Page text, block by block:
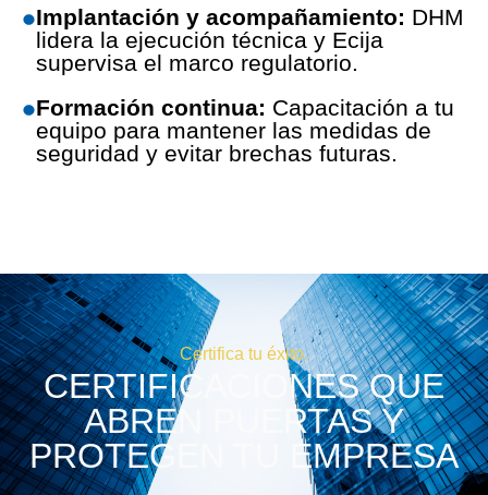
Implantación y acompañamiento: DHM
lidera la ejecución técnica y Ecija
supervisa el marco regulatorio.
Formación continua: Capacitación a tu
equipo para mantener las medidas de
seguridad y evitar brechas futuras.
Certifica tu éxito.
CERTIFICACIONES QUE
ABREN PUERTAS Y
PROTEGEN TU EMPRESA